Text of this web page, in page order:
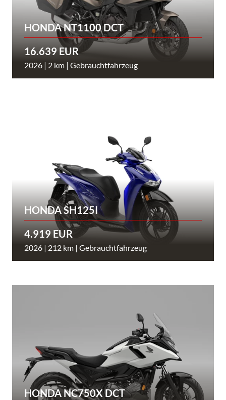
HONDA NT1100 DCT
16.639 EUR
2026 | 2 km | Gebrauchtfahrzeug
HONDA SH125I
4.919 EUR
2026 | 212 km | Gebrauchtfahrzeug
HONDA NC750X DCT